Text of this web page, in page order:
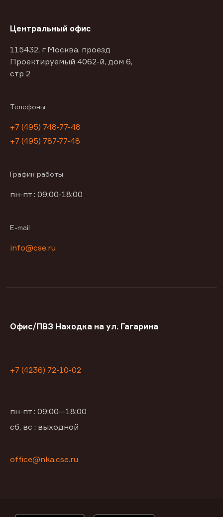
Центральный офис
115432, г Москва, проезд
Проектируемый 4062-й, дом 6,
стр 2
Телефоны
+7 (495) 748-77-48
+7 (495) 787-77-48
График работы
пн-пт : 09:00-18:00
E-mail
info@cse.ru
Офис/ПВЗ Находка на ул. Гагарина
+7 (4236) 72-10-02
пн-пт : 09:00—18:00
сб, вс : выходной
office@nka.cse.ru